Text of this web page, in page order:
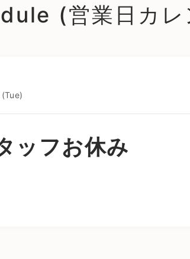
(営業日カレ
ッフお休み